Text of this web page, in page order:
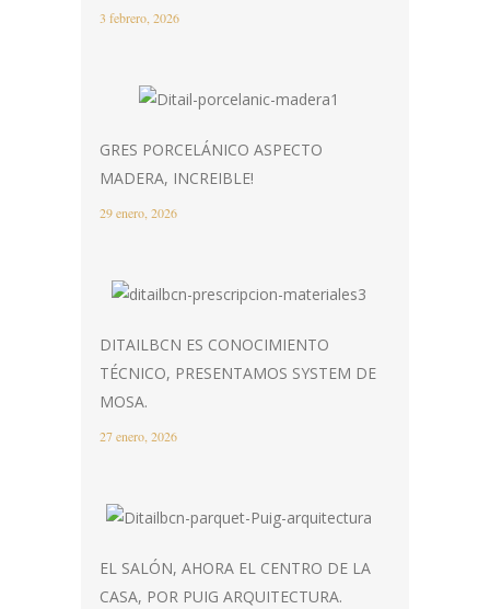
3 febrero, 2026
GRES PORCELÁNICO ASPECTO
MADERA, INCREIBLE!
29 enero, 2026
DITAILBCN ES CONOCIMIENTO
TÉCNICO, PRESENTAMOS SYSTEM DE
MOSA.
27 enero, 2026
EL SALÓN, AHORA EL CENTRO DE LA
CASA, POR PUIG ARQUITECTURA.